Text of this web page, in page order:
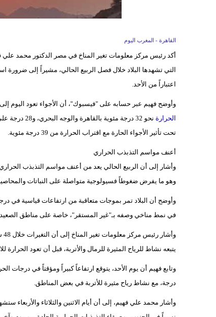
القاهرة - المغرب اليوم
أكد رئيس مركز معلومات تغير المناخ في مصر الدكتور محمد
التي تشهدها البلاد خلال فصل الربيع الحالي، مشيراً إلى ضرورة
اعتباراً من الأحد.
وأوضح فهيم عبر حسابه على "فيسبوك"، أن الأجواء تعود اليوم
الحرارة
تحت تأثير الأجواء الحارة مع اقتراب الحرارة من 39 درجة مئوية.
أعنف مواسم التذبذب الحراري
وأشار إلى أن الربيع الحالي يعد من أعنف مواسم التذبذب الحراري
وهو ما يفرض ضغوطاً فسيولوجية متواصلة على النباتات
وأوضح أن البلاد تمر بموجات متعاقبة من ارتفاعات قياسية في
في نمط مناخي وصفه بـ"غير المستقر"، خاصة على مناطق الصعيد
يتبعه نشاط للرياح المثيرة للرمال والأتربة، قبل أن تعود
درجة، مع نشاط رياح مثيرة للأتربة في بعض المناطق.
وأشار محمد علي فهيم، إلى أن أيام الاثنين والثلاثاء والأربعاء